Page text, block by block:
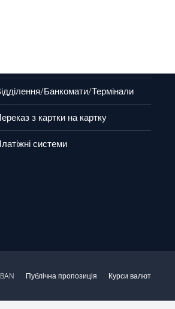
Банкомати/Термінали
з картки на картку
системи
Публічна пропозиція Курси валют